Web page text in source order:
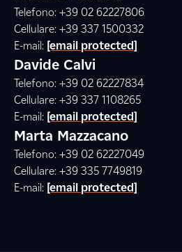
Telefono: +39 02 62227806
Cellulare: +39 337 1500332
E-mail: [email protected]
Davide Calvi
Telefono: +39 02 62227834
Cellulare: +39 337 1108265
E-mail: [email protected]
Marta Mazzacano
Telefono: +39 02 62227049
Cellulare: +39 335 7749819
E-mail: [email protected]